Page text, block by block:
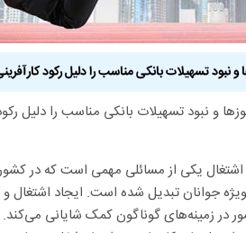
نبود تسهیلات بانکی مناسب را دلیل رکود
و نبود تسهیلات بانکی مناسب را دلیل
یکی از مسائلی مهمی است که در کشور
ویژه جوانان تبدیل شده است. ایجاد
در زمینه‌های گوناگون کمک شایانی می‌کند.